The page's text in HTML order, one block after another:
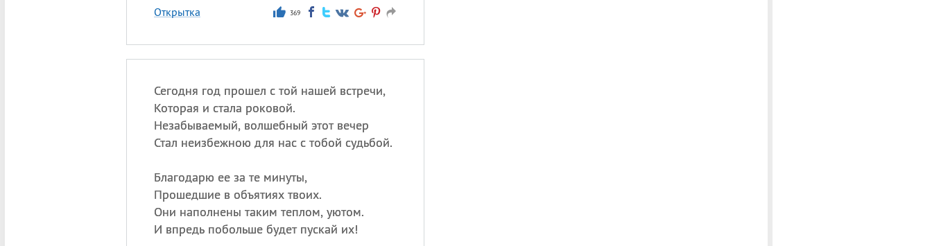
Открытка 369
Сегодня год прошел с той нашей встречи,
Которая и стала роковой.
Незабываемый, волшебный этот вечер
Стал неизбежною для нас с тобой судьбой.
Благодарю ее за те минуты,
Прошедшие в объятиях твоих.
Они наполнены таким теплом, уютом.
И впредь побольше будет пускай их!